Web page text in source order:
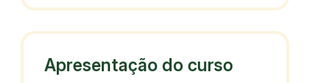
Apresentação do curso